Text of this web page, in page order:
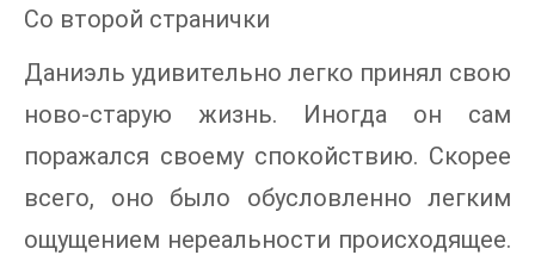
Со второй странички
Даниэль удивительно легко принял свою
ново-старую жизнь. Иногда он сам
поражался своему спокойствию. Скорее
всего, оно было обусловленно легким
ощущением нереальности происходящее.